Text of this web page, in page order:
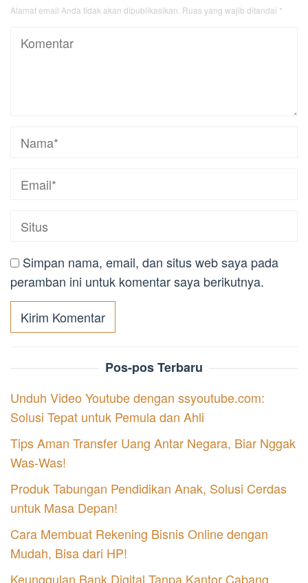
Alamat email Anda tidak akan dipublikasikan. Ruas yang wajib ditandai *
Simpan nama, email, dan situs web saya pada
peramban ini untuk komentar saya berikutnya.
Pos-pos Terbaru
Unduh Video Youtube dengan ssyoutube.com:
Solusi Tepat untuk Pemula dan Ahli
Tips Aman Transfer Uang Antar Negara, Biar Nggak
Was-Was!
Produk Tabungan Pendidikan Anak, Solusi Cerdas
untuk Masa Depan!
Cara Membuat Rekening Bisnis Online dengan
Mudah, Bisa dari HP!
Keunggulan Bank Digital Tanpa Kantor Cabang